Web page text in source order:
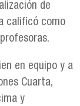
de
calificó como
en equipo y a
Cuarta,
y